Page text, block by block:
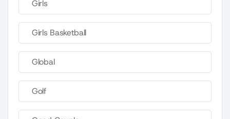
Girls
Girls Basketball
Global
Golf